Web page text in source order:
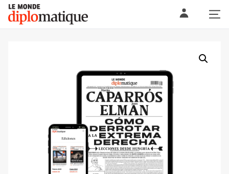
Skip
content
Le monde diplomatique